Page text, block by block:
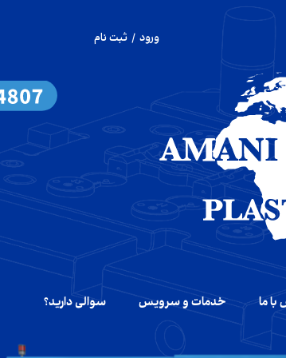
ورود / ثبت نام
سفارشات
خروج از حساب کاربری
ما خدمات و سرویس سوالی دارید؟